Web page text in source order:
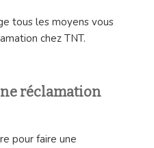
tous les moyens vous
chez TNT.
réclamation
pour faire une